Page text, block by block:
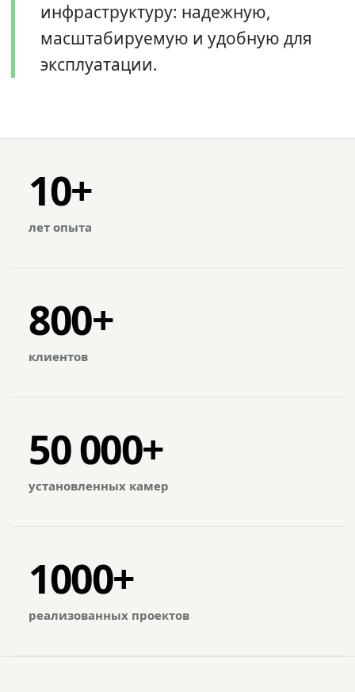
инфраструктуру: надежную,
масштабируемую и удобную для
эксплуатации.
10+
лет опыта
800+
клиентов
50 000+
установленных камер
1000+
реализованных проектов